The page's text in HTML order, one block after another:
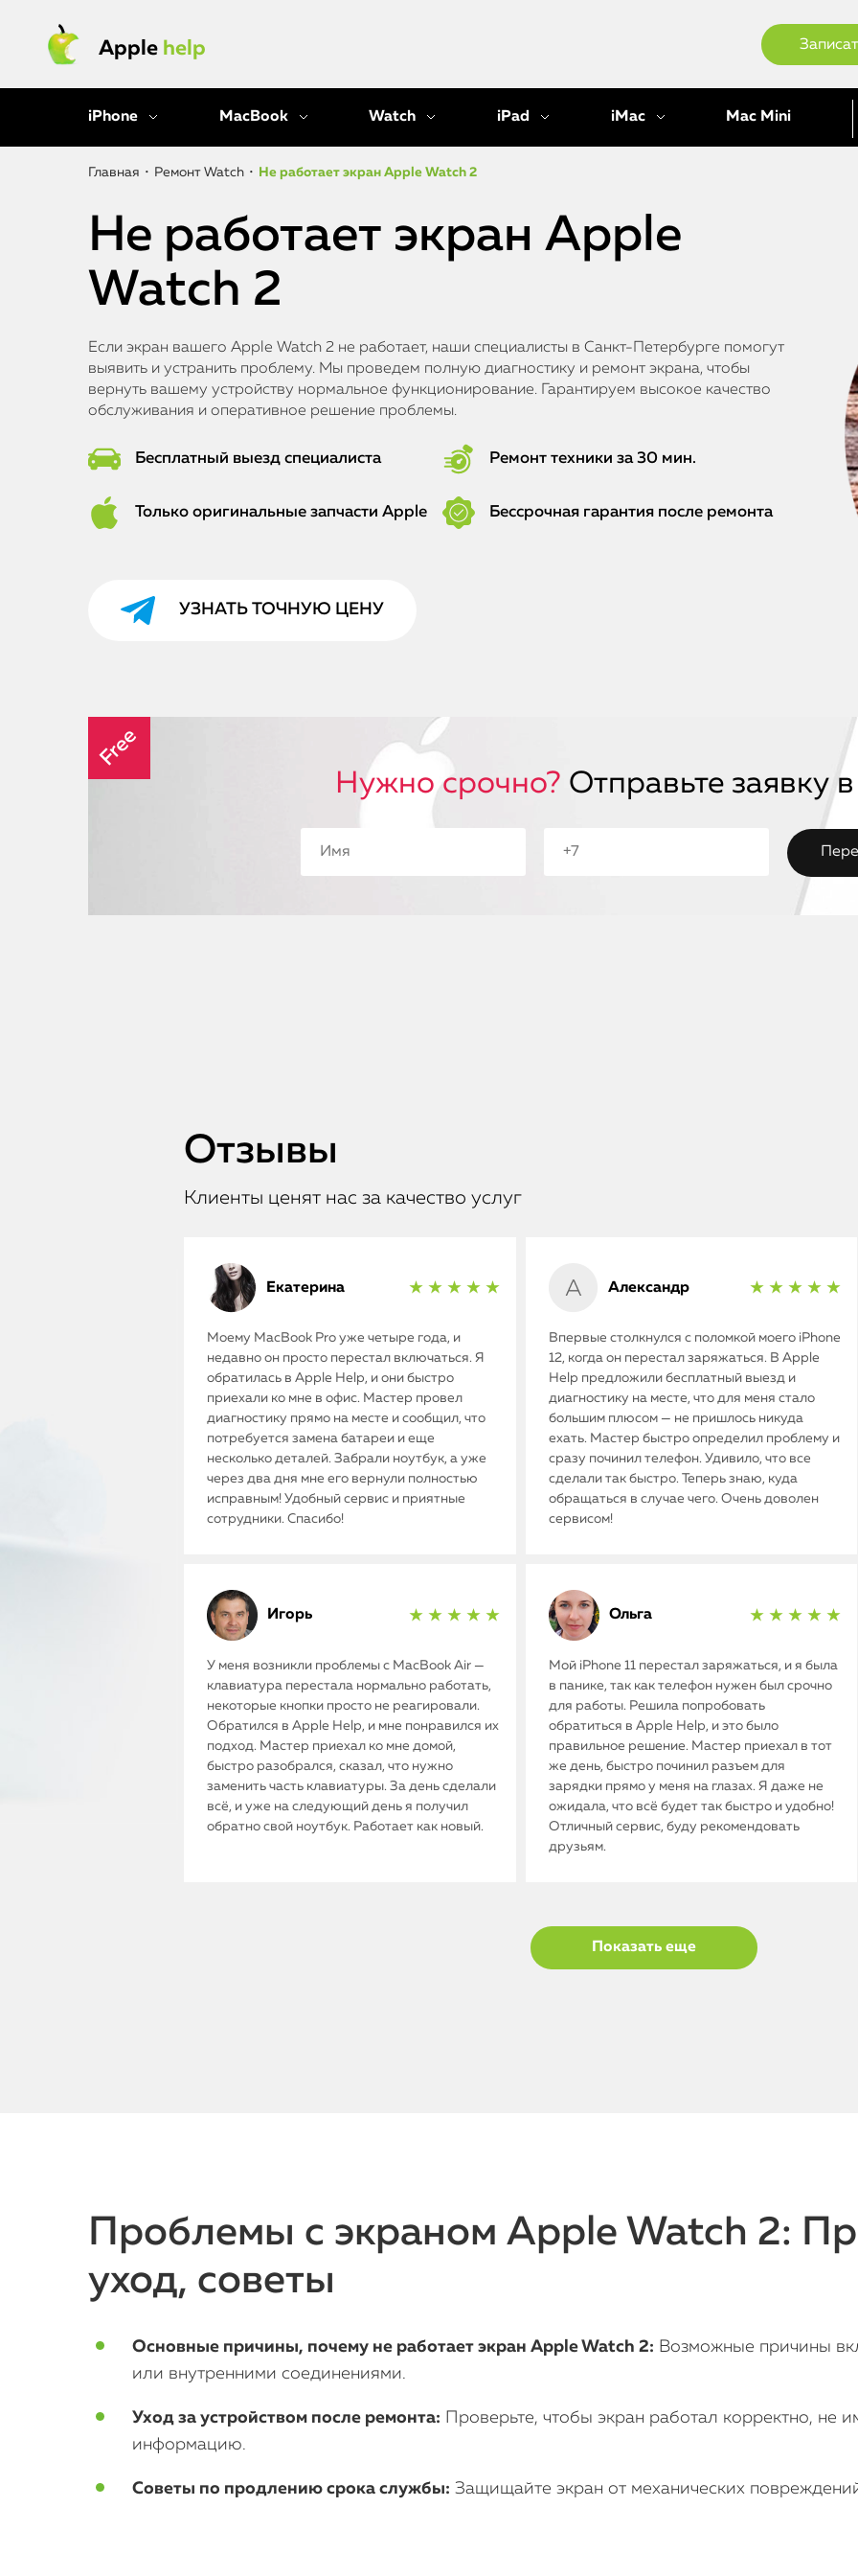
Apple help
iPhone MacBook Watch iPad iMac Mac Mini
Главная • Ремонт Watch • Не работает экран Apple Watch 2
Не работает экран Apple
Watch 2
Если экран вашего Apple Watch 2 не работает, наши специалисты в Санкт-Петербурге помогут
выявить и устранить проблему. Мы проведем полную диагностику и ремонт экрана, чтобы
вернуть вашему устройству нормальное функционирование. Гарантируем высокое качество
обслуживания и оперативное решение проблемы.
Бесплатный выезд специалиста Ремонт техники за 30 мин.
Только оригинальные запчасти Apple Бессрочная гарантия после ремонта
УЗНАТЬ ТОЧНУЮ ЦЕНУ
Free
Нужно срочно? Отправьте заявку
Отзывы
Клиенты ценят нас за качество услуг
Екатерина ★ ★ ★ ★ ★
Моему MacBook Pro уже четыре года, и
недавно он просто перестал включаться. Я
обратилась в Apple Help, и они быстро
приехали ко мне в офис. Мастер провел
диагностику прямо на месте и сообщил, что
потребуется замена батареи и еще
несколько деталей. Забрали ноутбук, а уже
через два дня мне его вернули полностью
исправным! Удобный сервис и приятные
сотрудники. Спасибо!
Александр ★ ★ ★ ★ ★
Впервые столкнулся с поломкой моего iPhone
12, когда он перестал заряжаться. В Apple
Help предложили бесплатный выезд и
диагностику на месте, что для меня стало
большим плюсом — не пришлось никуда
ехать. Мастер быстро определил проблему и
сразу починил телефон. Удивило, что все
сделали так быстро. Теперь знаю, куда
обращаться в случае чего. Очень доволен
сервисом!
Игорь ★ ★ ★ ★ ★
У меня возникли проблемы с MacBook Air —
клавиатура перестала нормально работать,
некоторые кнопки просто не реагировали.
Обратился в Apple Help, и мне понравился их
подход. Мастер приехал ко мне домой,
быстро разобрался, сказал, что нужно
заменить часть клавиатуры. За день сделали
всё, и уже на следующий день я получил
обратно свой ноутбук. Работает как новый.
Ольга ★ ★ ★ ★ ★
Мой iPhone 11 перестал заряжаться, и я была
в панике, так как телефон нужен был срочно
для работы. Решила попробовать
обратиться в Apple Help, и это было
правильное решение. Мастер приехал в тот
же день, быстро починил разъем для
зарядки прямо у меня на глазах. Я даже не
ожидала, что всё будет так быстро и удобно!
Отличный сервис, буду рекомендовать
друзьям.
Показать еще
Проблемы с экраном Apple Watch 2:
уход, советы
Основные причины, почему не работает экран Apple Watch 2: Возможные причины
или внутренними соединениями.
Уход за устройством после ремонта: Проверьте, чтобы экран работал корректно, не
информацию.
Советы по продлению срока службы: Защищайте экран от механических